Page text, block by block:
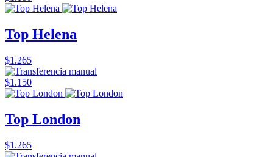
Top Helena
$1.265
$1.150
Top London
$1.265